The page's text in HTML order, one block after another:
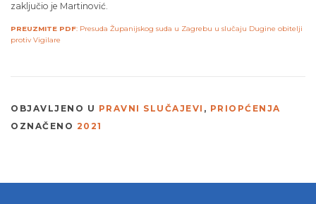
zaključio je Martinović.
PREUZMITE PDF: Presuda Županijskog suda u Zagrebu u slučaju Dugine obitelji
protiv Vigilare
OBJAVLJENO U PRAVNI SLUČAJEVI , PRIOPĆENJA
OZNAČENO 2021